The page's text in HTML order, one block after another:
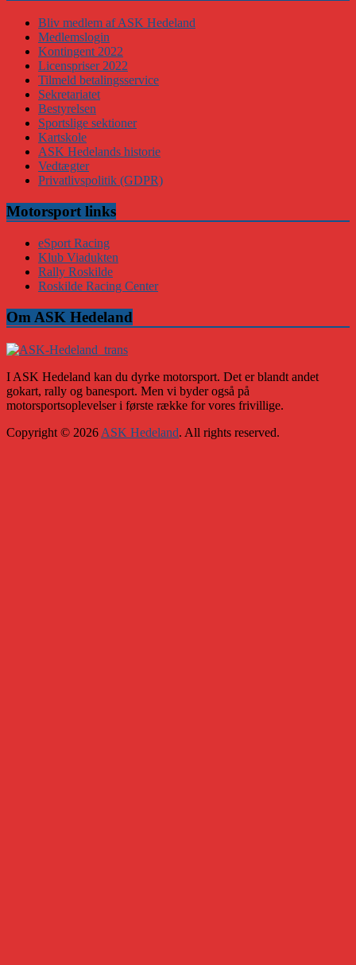
Bliv medlem af ASK Hedeland
Medlemslogin
Kontingent 2022
Licenspriser 2022
Tilmeld betalingsservice
Sekretariatet
Bestyrelsen
Sportslige sektioner
Kartskole
ASK Hedelands historie
Vedtægter
Privatlivspolitik (GDPR)
Motorsport links
eSport Racing
Klub Viadukten
Rally Roskilde
Roskilde Racing Center
Om ASK Hedeland
I ASK Hedeland kan du dyrke motorsport. Det er blandt andet
gokart, rally og banesport. Men vi byder også på
motorsportsoplevelser i første række for vores frivillige.
Copyright © 2026 ASK Hedeland. All rights reserved.